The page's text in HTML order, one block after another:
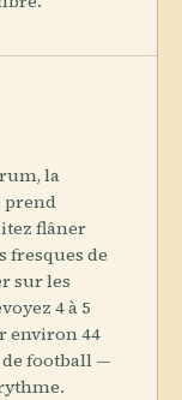
la
prend
flâner
fresques de
sur les
4 à 5
environ 44
football —